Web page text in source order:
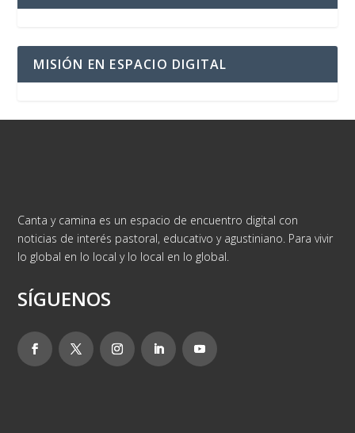
MISIÓN EN ESPACIO DIGITAL
Canta y camina es un espacio de encuentro digital con
noticias de interés pastoral, educativo y agustiniano. Para vivir
lo global en lo local y lo local en lo global.
SÍGUENOS